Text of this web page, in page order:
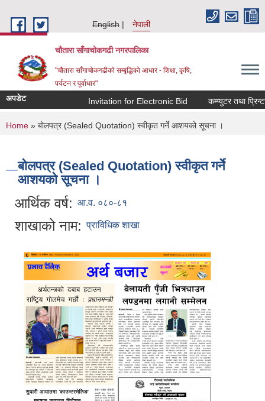
English
नेपाली
चौतारा साँगाचोकगढी नगरपालिका
"चौतारा साँगाचोकगढीको सम्बृद्धिको आधार - शिक्षा, कृषि,
पर्यटन र पूर्वाधार"
अपडेट Invitation for Electronic Bid कम्प्युटर तथा
You are here
Home » बोलपत्र (Sealed Quotation) स्वीकृत गर्ने आशयको सूचना ।
बोलपत्र (Sealed Quotation) स्वीकृत गर्ने
आशयको सूचना ।
आर्थिक वर्ष: आ.व. ०८०-८१
शाखाको नाम: प्राविधिक शाखा